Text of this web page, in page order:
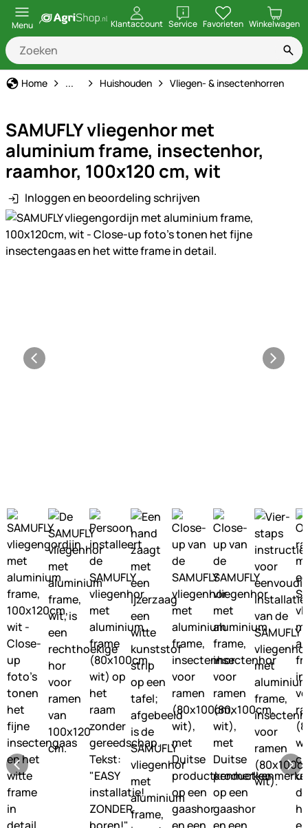
Menu Klantaccount ServiceopenenFavorieten Winkelwagen
Home Stal & Erf
... Huishouden Vliegen- & insectenhorren
SAMUFLY vliegenhor met
aluminium frame, insectenhor,
raamhor, 100x120 cm, wit
Inloggen en beoordeling schrijven
Productgalerij